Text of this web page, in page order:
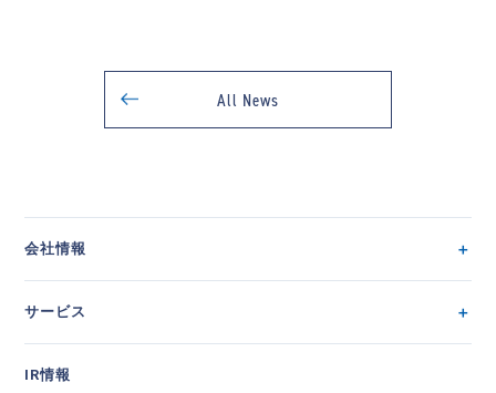
All News
会社情報
サービス
IR情報